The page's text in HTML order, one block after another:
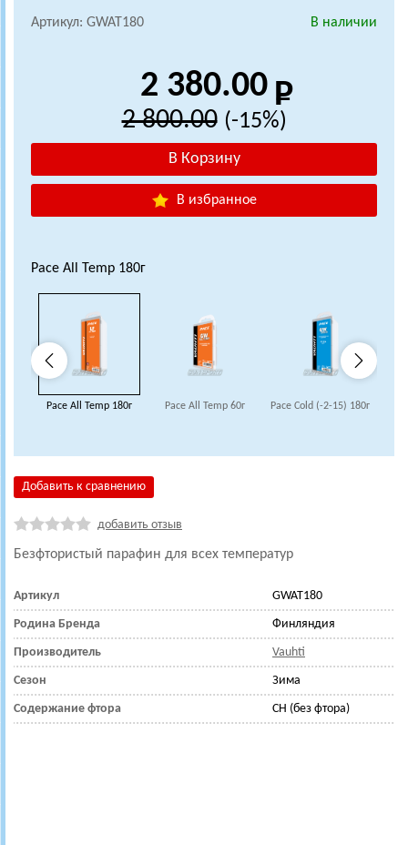
Артикул: GWAT180 В наличии
2 380.00
2 800.00 (-15%)
В избранное
Pace All Temp 180г
Pace All Temp 180г Pace All Temp 60г Pace Cold (-2-15) 180г
Добавить к сравнению
добавить отзыв
Безфтористый парафин для всех температур
Артикул GWAT180
Родина Бренда Финляндия
Производитель Vauhti
Сезон Зима
Содержание фтора CH (без фтора)